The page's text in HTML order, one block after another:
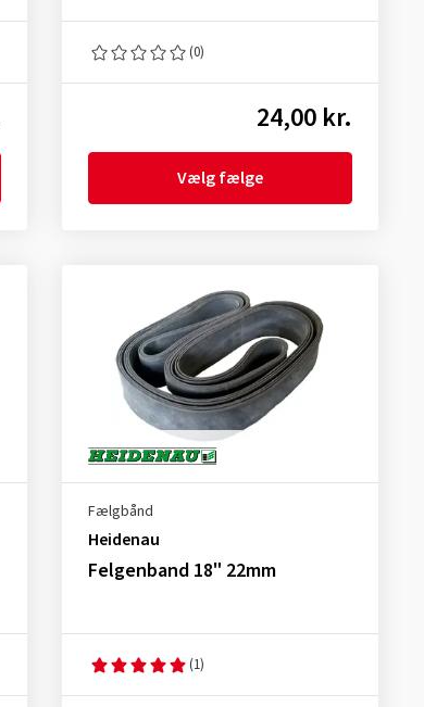
(0)
24,00 kr.
Vælg fælge
Fælgbånd
Heidenau
Felgenband 18" 22mm
(1)